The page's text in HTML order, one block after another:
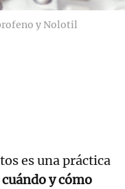
y Nolotil
es una práctica
cuándo y cómo